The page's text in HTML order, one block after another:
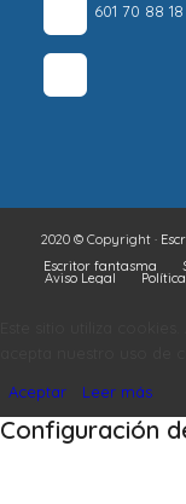
601 70 88 18
2020 © Copyright ·
Escritor fantasma
Aviso Legal
Aceptar Leer más
Configuración